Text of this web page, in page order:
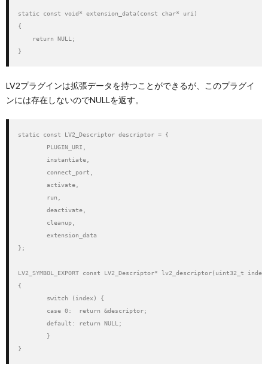
static const void* extension_data(const char* uri)
{
    return NULL;
}
LV2プラグインは拡張データを持つことができるが、このプラグイ
ンには存在しないのでNULLを返す。
static const LV2_Descriptor descriptor = {
        PLUGIN_URI,
        instantiate,
        connect_port,
        activate,
        run,
        deactivate,
        cleanup,
        extension_data
};
LV2_SYMBOL_EXPORT const LV2_Descriptor* lv2_descriptor(uint32_t
{
        switch (index) {
        case 0:  return &descriptor;
        default: return NULL;
        }
}